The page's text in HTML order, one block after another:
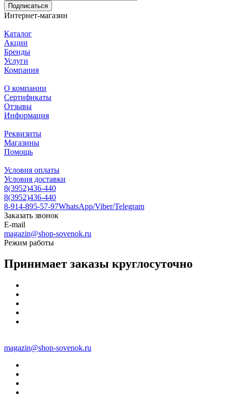
Подписаться
Интернет-магазин
Каталог
Акции
Бренды
Услуги
Компания
О компании
Сертификаты
Отзывы
Информация
Реквизиты
Магазины
Помощь
Условия оплаты
Условия доставки
8(3952)436-440
8(3952)436-440
8-914-895-57-97WhatsApp/Viber/Telegram
Заказать звонок
E-mail
magazin@shop-sovenok.ru
Режим работы
Принимает заказы круглосуточно
magazin@shop-sovenok.ru